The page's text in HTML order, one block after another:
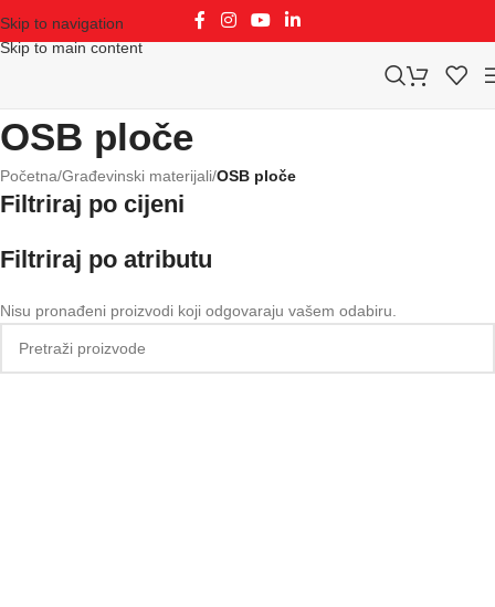
Skip to navigation
Skip to main content
OSB ploče
Početna/Građevinski materijali/OSB ploče
Filtriraj po cijeni
Filtriraj po atributu
Nisu pronađeni proizvodi koji odgovaraju vašem odabiru.